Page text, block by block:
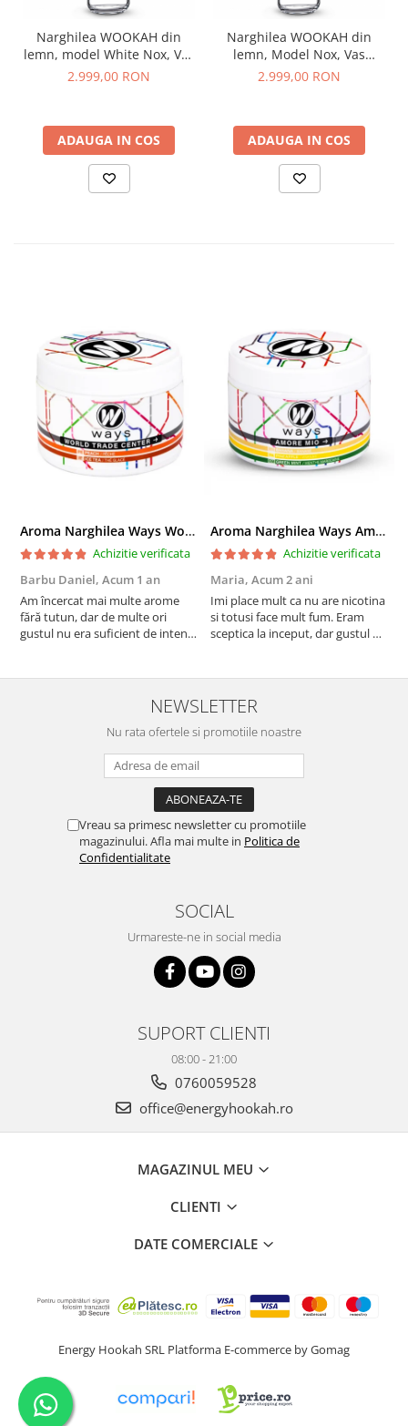
Narghilea WOOKAH din
lemn, model White Nox, Vas
transparent
2.999,00 RON
ADAUGA IN COS
Narghilea WOOKAH din
lemn, Model Nox, Vas
transparent
2.999,00 RON
ADAUGA IN COS
Aroma Narghilea Ways World Trade Center - Piersica cu Ice Tea, 200gr
Achizitie verificata
Barbu Daniel, Acum 1 an
Am încercat mai multe arome
fără tutun, dar de multe ori
gustul nu era suficient de intens.
pe toată durata sesiunii. Chiar
dacă nu conține tutun, senzația
Aroma Narghilea Ways Amore - Banana, Ananas si Menta, 200gr
Achizitie verificata
Maria, Acum 2 ani
Imi place mult ca nu are nicotina
si totusi face mult fum. Eram
sceptica la inceput, dar gustul de
ramane miros neplacut in
camera de tutun sau tigara.
NEWSLETTER
Nu rata ofertele si promotiile noastre
Vreau sa primesc newsletter cu promotiile
magazinului. Afla mai multe in Politica de
Confidentialitate
SOCIAL
Urmareste-ne in social media
SUPORT CLIENTI
08:00 - 21:00
0760059528
office@energyhookah.ro
MAGAZINUL MEU
CLIENTI
DATE COMERCIALE
Energy Hookah SRL Platforma E-commerce by Gomag